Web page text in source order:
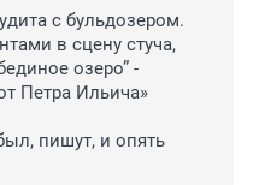
с бульдозером.
в сцену стуча,
озеро” -
Петра Ильича»
пишут, и опять